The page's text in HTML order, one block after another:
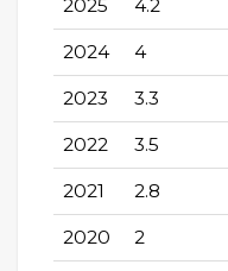
2025 4.2
2024 4
2023 3.3
2022 3.5
2021 2.8
2020 2